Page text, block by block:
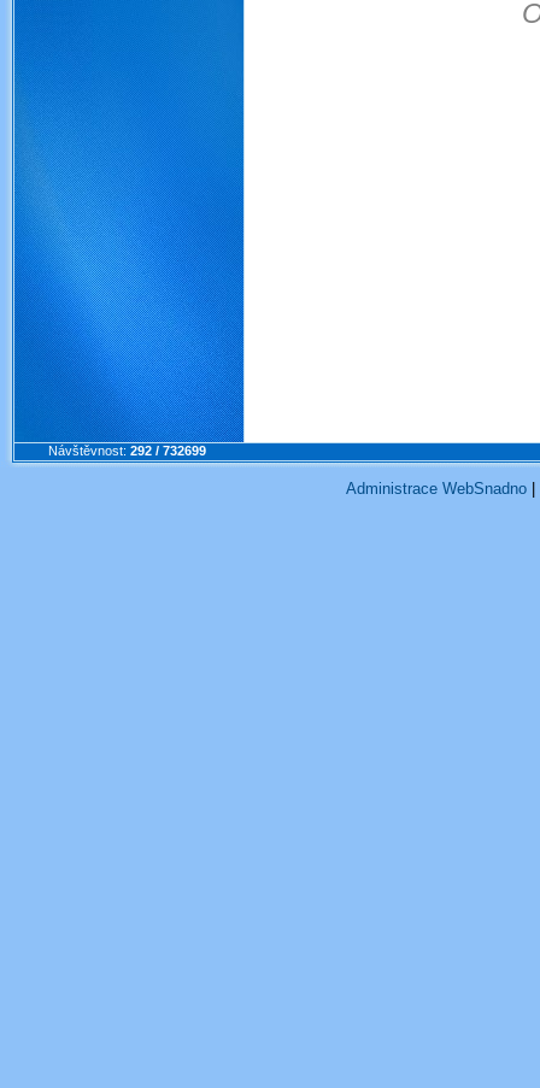
Návštěvnost: 292 / 732699
Administrace WebSnadno|